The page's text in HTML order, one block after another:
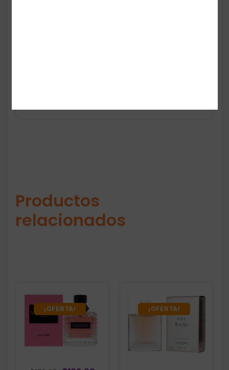
Productos
relacionados
¡OFERTA! ¡OFERTA!